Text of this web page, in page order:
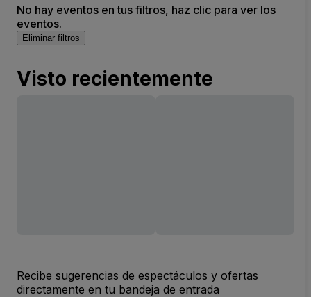
No hay eventos en tus filtros, haz clic para ver los
eventos.
Eliminar filtros
Visto recientemente
Recibe sugerencias de espectáculos y ofertas
directamente en tu bandeja de entrada